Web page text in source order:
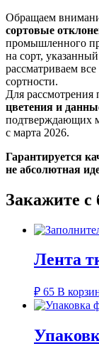
Обращаем
сортовые
промышленного
на сорт,
рассматриваем
сортности.
Для рассмотрения
цветения и
подтверждающих
с марта 2026.
Гарантируется
не абсолютная
Закажите с
Лента
₽ 65 В